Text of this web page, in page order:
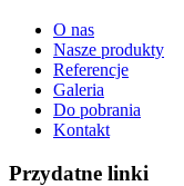
O nas
Nasze produkty
Referencje
Galeria
Do pobrania
Kontakt
Przydatne linki